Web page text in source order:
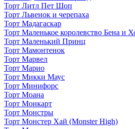
Торт Литл Пет Шоп
Торт Львенок и черепаха
Торт Мадагаскар
Торт Маленькое королевство Бена и
Торт Маленький Принц
Торт Мамонтенок
Торт Марвел
Торт Марио
Торт Микки Маус
Торт Минифорс
Торт Моана
Торт Монкарт
Торт Монстры
Торт Монстер Хай (Monster High)